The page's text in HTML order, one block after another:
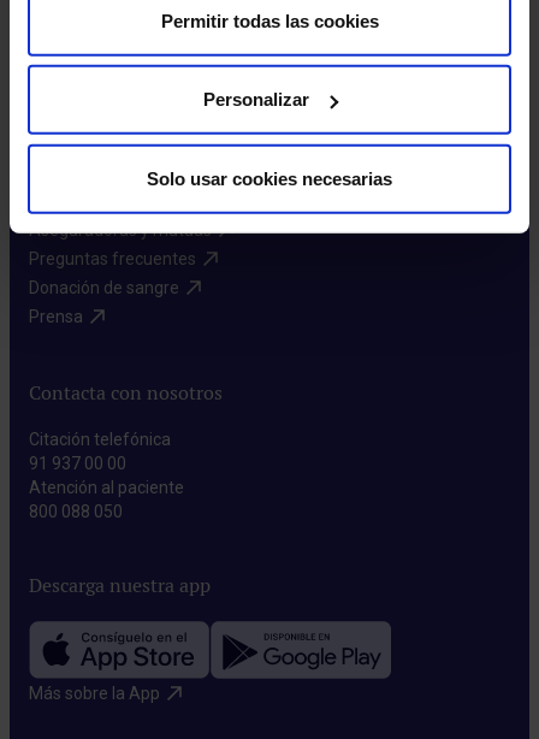
Permitir todas las cookies
Personalizar
Solo usar cookies necesarias
Intranet HM Hospitales​
Enlaces de interés
Aseguradoras y mutuas​
Preguntas frecuentes​
Donación de sangre​
Prensa​
Contacta con nosotros
Citación telefónica
91 937 00 00
Atención al paciente
800 088 050
Descarga nuestra app
Más sobre la App​